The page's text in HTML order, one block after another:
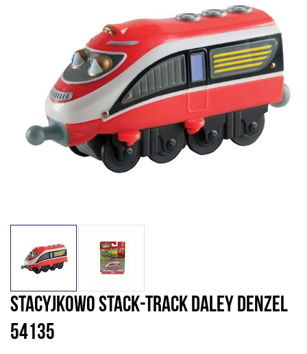
STACYJKOWO STACK-TRACK DALEY DENZEL
54135